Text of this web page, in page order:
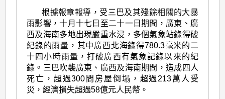
根據報章報導，受三巴及其殘餘相關的大暴
雨影響，十月十七日至二十一日期間，廣東、廣
西及海南多地出現嚴重水浸，多個氣象站錄得破
紀錄的雨量，其中廣西北海錄得780.3毫米的二
十四小時雨量，打破廣西有氣象記錄以來的紀
錄。三巴吹襲廣東、廣西及海南期間，造成四人
死亡，超過300間房屋倒塌，超過213萬人受
災，經濟損失超過58億元人民幣。